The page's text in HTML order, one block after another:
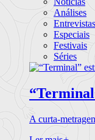
Análises
Entrevistas
Especiais
Festivais
Séries
A curta-